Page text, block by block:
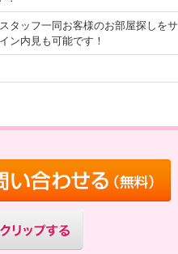
タッフ一同お客様のお部屋探しをサ
ン内見も可能です！